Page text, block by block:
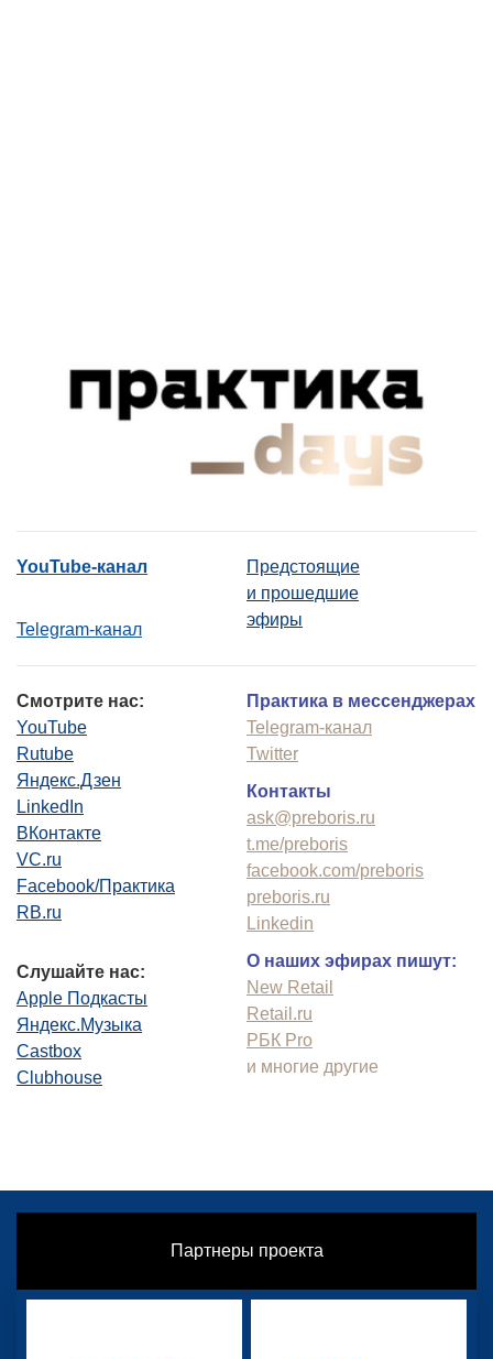
YouTube-канал
Telegram-канал
Предстоящие
и прошедшие
эфиры
Смотрите нас:
YouTube
Rutube
Яндекс.Дзен
LinkedIn
ВКонтакте
VC.ru
Facebook/Практика
RB.ru
Слушайте нас:
Apple Подкасты
Яндекс.Музыка
Castbox
Clubhouse
Практика в мессенджерах
Telegram-канал
Twitter
Контакты
ask@preboris.ru
t.me/preboris
facebook.com/preboris
preboris.ru
Linkedin
О наших эфирах пишут:
New Retail
Retail.ru
РБК Pro
и многие другие
Партнеры проекта